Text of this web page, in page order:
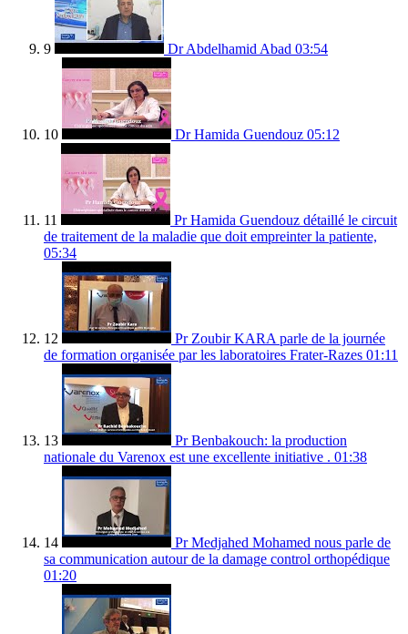
9 Dr Abdelhamid Abad 03:54
10 Dr Hamida Guendouz 05:12
11
Pr Hamida Guendouz détaillé le circuit
de traitement de la maladie que doit empreinter la patiente,
05:34
12
Pr Zoubir KARA parle de la journée
de formation organisée par les laboratoires Frater-Razes 01:11
13
Pr Benbakouch: la production
nationale du Varenox est une excellente initiative . 01:38
14
Pr Medjahed Mohamed nous parle de
sa communication autour de la damage control orthopédique
01:20